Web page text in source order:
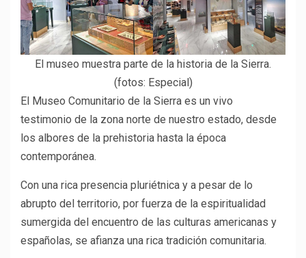
El museo muestra parte de la historia de la Sierra.
(fotos: Especial)
El Museo Comunitario de la Sierra es un vivo
testimonio de la zona norte de nuestro estado, desde
los albores de la prehistoria hasta la época
contemporánea.
Con una rica presencia pluriétnica y a pesar de lo
abrupto del territorio, por fuerza de la espiritualidad
sumergida del encuentro de las culturas americanas y
españolas, se afianza una rica tradición comunitaria.